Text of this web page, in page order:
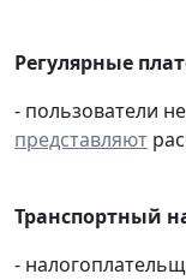
Регулярные
- пользователи
представляют
Транспортный
-